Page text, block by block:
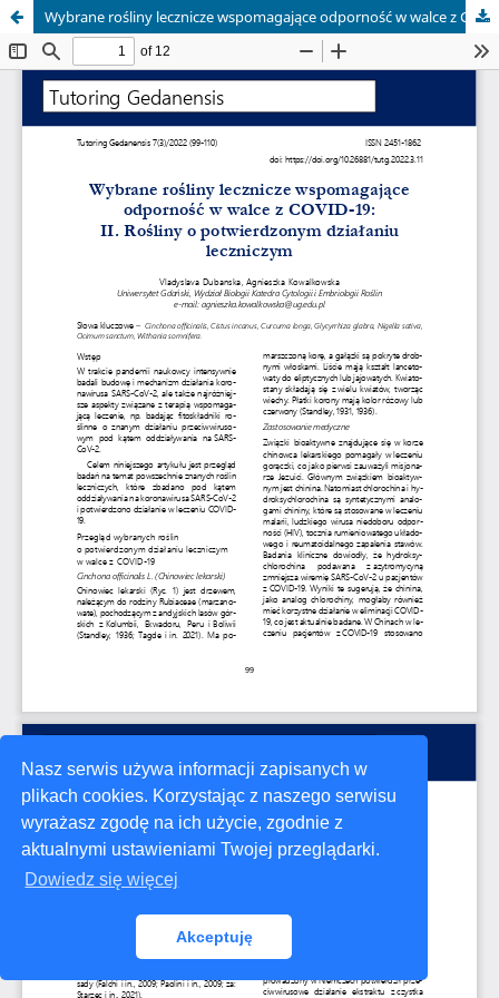
Nasz serwis używa informacji zapisanych w
plikach cookies. Korzystając z naszego serwisu
wyrażasz zgodę na ich użycie, zgodnie z
aktualnymi ustawieniami Twojej przeglądarki.
Dowiedz się więcej
Akceptuję
Wybrane rośliny lecznicze wspomagające odporność w walce z COVID-19: II. Rośliny o potwierdzonym działaniu leczniczym